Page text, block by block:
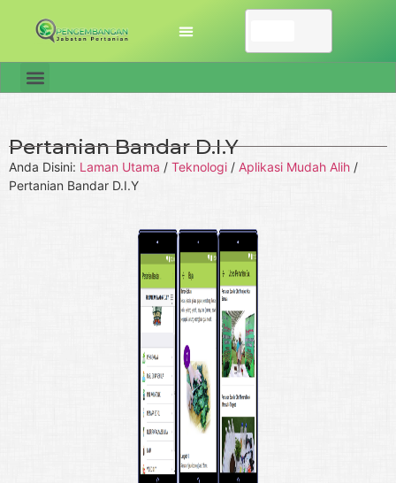
Pertanian Bandar D.I.Y
Anda Disini: Laman Utama / Teknologi / Aplikasi Mudah Alih /
Pertanian Bandar D.I.Y